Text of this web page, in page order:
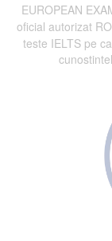
EUROPEAN
oficial autorizat
teste IELTS pe